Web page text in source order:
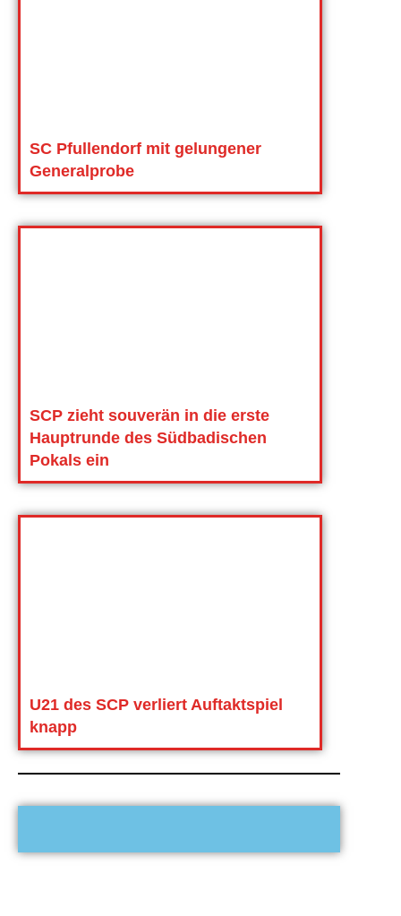
SC Pfullendorf mit gelungener
Generalprobe
SCP zieht souverän in die erste
Hauptrunde des Südbadischen
Pokals ein
U21 des SCP verliert Auftaktspiel
knapp